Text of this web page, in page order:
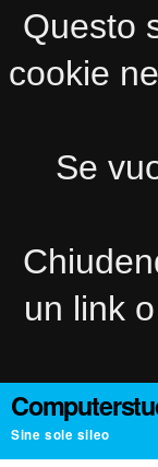
Questo
cookie
Se
un link
Sine sole sileo